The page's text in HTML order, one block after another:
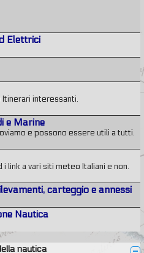
Elettrici
Itinerari interessanti.
e Marine
e possono essere utili a tutti.
link a vari siti meteo Italiani e non.
carteggio e annessi
Nautica
nautica